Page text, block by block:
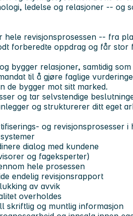
ledelse og relasjoner -- og
revisjonsprosessen -- fra
forberedte oppdrag og får stor
bygger relasjoner, samtidig
til å gjøre faglige
de bygger mot sitt marked.
og tar selvstendige
og strukturerer ditt eget
og revisjonsprosesser i
dialog med kundene
og fageksperter)
hele prosessen
endelig revisjonsrapport
av avvik
overholdes
skriftlig og muntlig informasjon